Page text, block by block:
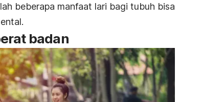
beberapa manfaat lari bagi tubuh bisa
badan